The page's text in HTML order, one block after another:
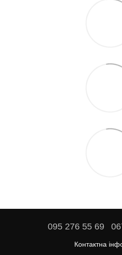
095 276 55 69
Контактна